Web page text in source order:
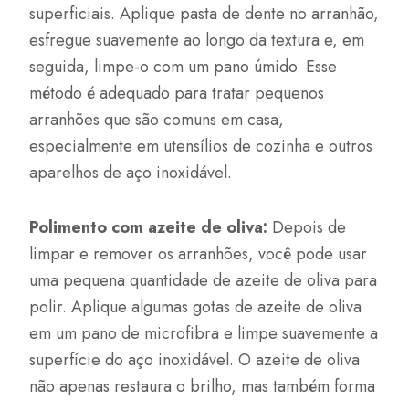
superficiais. Aplique pasta de dente no arranhão,
esfregue suavemente ao longo da textura e, em
seguida, limpe-o com um pano úmido. Esse
método é adequado para tratar pequenos
arranhões que são comuns em casa,
especialmente em utensílios de cozinha e outros
aparelhos de aço inoxidável.
Polimento com azeite de oliva: Depois de
limpar e remover os arranhões, você pode usar
uma pequena quantidade de azeite de oliva para
polir. Aplique algumas gotas de azeite de oliva
em um pano de microfibra e limpe suavemente a
superfície do aço inoxidável. O azeite de oliva
não apenas restaura o brilho, mas também forma